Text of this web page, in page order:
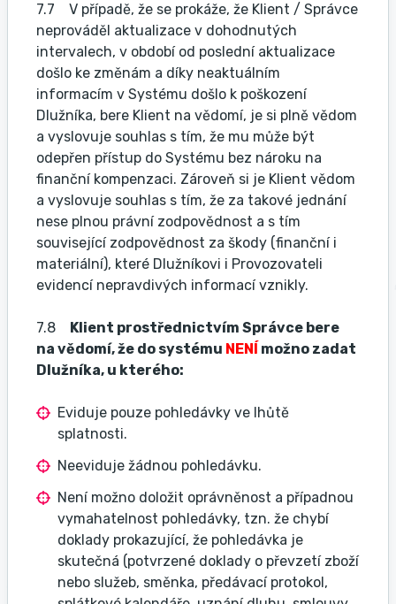
7.7 V případě, že se prokáže, že Klient / Správce
neprováděl aktualizace v dohodnutých
intervalech, v období od poslední aktualizace
došlo ke změnám a díky neaktuálním
informacím v Systému došlo k poškození
Dlužníka, bere Klient na vědomí, je si plně vědom
a vyslovuje souhlas s tím, že mu může být
odepřen přístup do Systému bez nároku na
finanční kompenzaci. Zároveň si je Klient vědom
a vyslovuje souhlas s tím, že za takové jednání
nese plnou právní zodpovědnost a s tím
související zodpovědnost za škody (finanční i
materiální), které Dlužníkovi i Provozovateli
evidencí nepravdivých informací vznikly.
7.8 Klient prostřednictvím Správce bere
na vědomí, že do systému NENÍ možno zadat
Dlužníka, u kterého:
Eviduje pouze pohledávky ve lhůtě
splatnosti.
Neeviduje žádnou pohledávku.
Není možno doložit oprávněnost a případnou
vymahatelnost pohledávky, tzn. že chybí
doklady prokazující, že pohledávka je
skutečná (potvrzené doklady o převzetí zboží
nebo služeb, směnka, předávací protokol,